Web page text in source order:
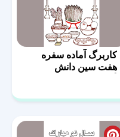
کاربرگ آماده سفره
هفت سین دانش